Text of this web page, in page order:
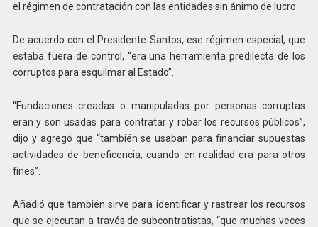
el régimen de contratación con las entidades sin ánimo de lucro.
De acuerdo con el Presidente Santos, ese régimen especial, que
estaba fuera de control, “era una herramienta predilecta de los
corruptos para esquilmar al Estado”.
“Fundaciones creadas o manipuladas por personas corruptas
eran y son usadas para contratar y robar los recursos públicos”,
dijo y agregó que “también se usaban para financiar supuestas
actividades de beneficencia, cuando en realidad era para otros
fines”.
Añadió que también sirve para identificar y rastrear los recursos
que se ejecutan a través de subcontratistas, “que muchas veces